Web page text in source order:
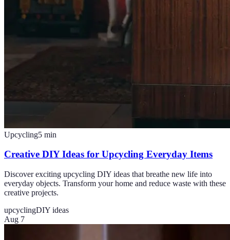
Upcycling5 min
Creative DIY Ideas for Upcycling Everyday Items
Discover exciting upcycling DIY ideas that breathe new life into
everyday objects. Transform your home and reduce waste with these
creative projects.
upcyclingDIY ideas
Aug 7